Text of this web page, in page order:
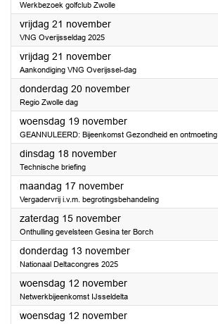
Werkbezoek golfclub Zwolle
vrijdag 21 november2025
VNG Overijsseldag 2025
vrijdag 21 november2025
Aankondiging VNG Overijssel-dag
donderdag 20 november2025
Regio Zwolle dag
woensdag 19 november2025
GEANNULEERD: Bijeenkomst Gezondheid en ontmoeting
dinsdag 18 november2025
Technische briefing
maandag 17 november2025
Vergadervrij i.v.m. begrotingsbehandeling
zaterdag 15 november2025
Onthulling gevelsteen Gesina ter Borch
donderdag 13 november2025
Nationaal Deltacongres 2025
woensdag 12 november2025
Netwerkbijeenkomst IJsseldelta
woensdag 12 november2025